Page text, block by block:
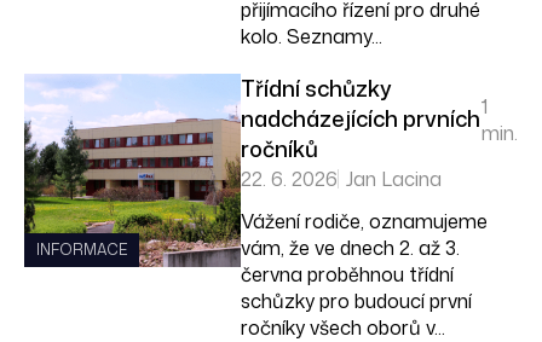
přijímacího řízení pro druhé
kolo. Seznamy...
INFORMACE
Třídní schůzky
nadcházejících prvních
ročníků
1
min.
22. 6. 2026 Jan Lacina
Vážení rodiče, oznamujeme
vám, že ve dnech 2. až 3.
června proběhnou třídní
schůzky pro budoucí první
ročníky všech oborů v...